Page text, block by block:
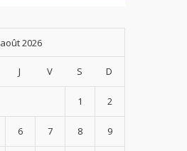
août 2026
J V S D
1 2
6 7 8 9